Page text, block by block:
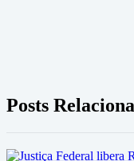
Posts